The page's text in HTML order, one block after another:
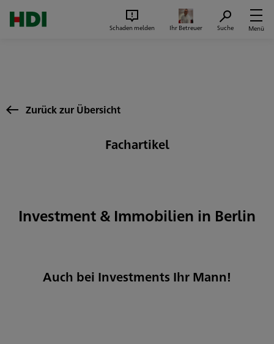
Schaden melden Ihr Betreuer Suche Menü
Zurück zur Übersicht
Fachartikel
Investment & Immobilien in Berlin
Auch bei Investments Ihr Mann!